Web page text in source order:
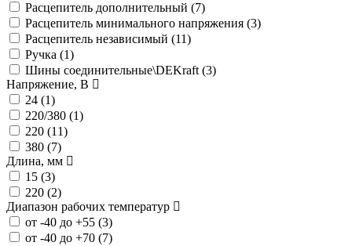
Расцепитель дополнительный (7)
Расцепитель минимального напряжения (3)
Расцепитель независимый (11)
Ручка (1)
Шины соединительные\DEKraft (3)
Напряжение, В
24 (1)
220/380 (1)
220 (11)
380 (7)
Длина, мм
15 (3)
220 (2)
Диапазон рабочих температур
от -40 до +55 (3)
от -40 до +70 (7)